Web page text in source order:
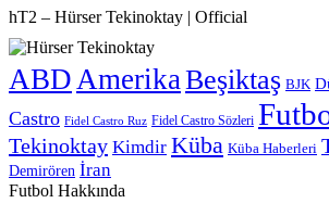
hT2 – Hürser Tekinoktay | Official
ABD Amerika Beşiktaş BJK
Castro Fidel Castro Ruz Fidel Castro Sözleri
Tekinoktay Kimdir Küba Küba Haberleri
Demirören İran
Futbol Hakkında